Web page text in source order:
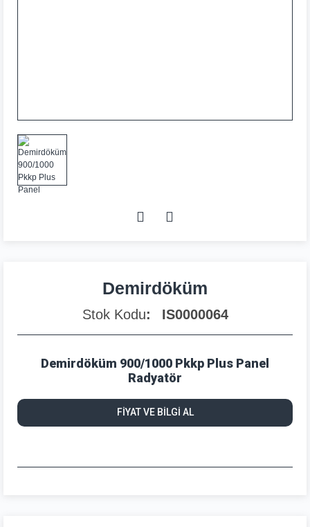
Demirdöküm
Stok Kodu IS0000064
Demirdöküm 900/1000 Pkkp Plus Panel
Radyatör
FİYAT VE BİLGİ AL